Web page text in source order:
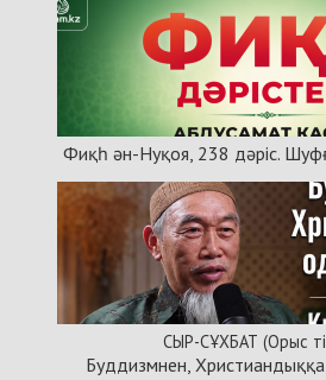
Фиқһ ән-Нуқоя, 238 дәріс.
СЫР-СҰХБАТ (Орыс
Буддизмнен,